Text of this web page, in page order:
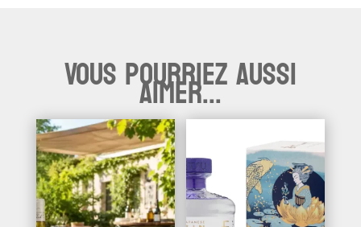
Vous pourriez aussi
aimer...